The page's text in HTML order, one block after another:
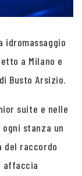
idromassaggio
a Milano e
Busto Arsizio.
suite e nelle
stanza un
del raccordo
affaccia